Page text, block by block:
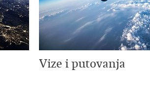
Vize i putovanja